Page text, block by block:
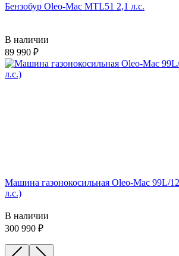
Бензобур Oleo-Mac MTL51 2,1 л.с.
В наличии
89 990
Машина газонокосильная Oleo-Mac 99L/
л.с.)
В наличии
300 990